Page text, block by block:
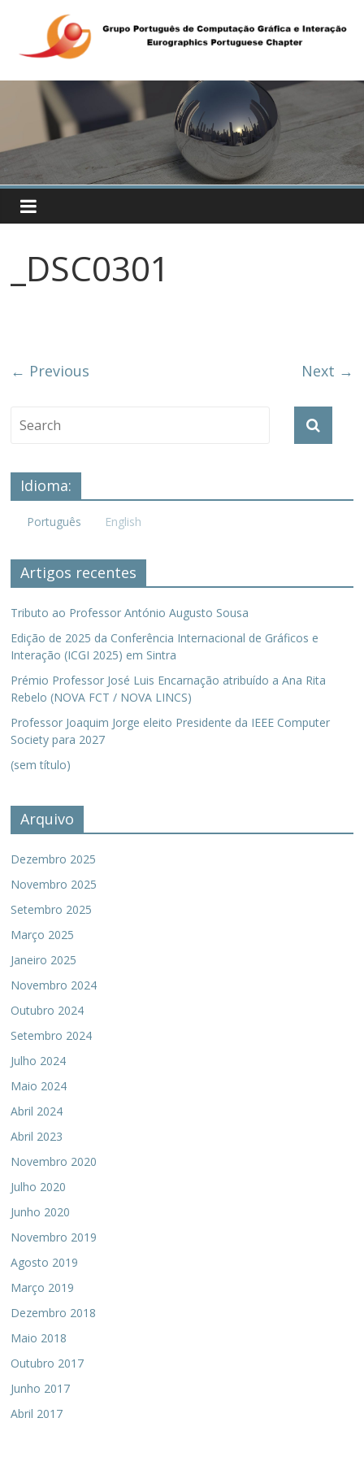
_DSC0301
← Previous Next →
Idioma:
Português English
Artigos recentes
Tributo ao Professor António Augusto Sousa
Edição de 2025 da Conferência Internacional de Gráficos e
Interação (ICGI 2025) em Sintra
Prémio Professor José Luis Encarnação atribuído a Ana Rita
Rebelo (NOVA FCT / NOVA LINCS)
Professor Joaquim Jorge eleito Presidente da IEEE Computer
Society para 2027
(sem título)
Arquivo
Dezembro 2025
Novembro 2025
Setembro 2025
Março 2025
Janeiro 2025
Novembro 2024
Outubro 2024
Setembro 2024
Julho 2024
Maio 2024
Abril 2024
Abril 2023
Novembro 2020
Julho 2020
Junho 2020
Novembro 2019
Agosto 2019
Março 2019
Dezembro 2018
Maio 2018
Outubro 2017
Junho 2017
Abril 2017